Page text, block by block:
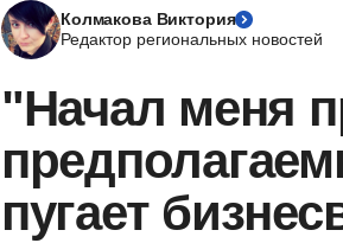
Колмакова Виктория
Редактор региональных новостей
"Начал меня
пугает